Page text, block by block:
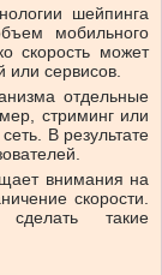
шейпинга
мобильного
скорость может
или сервисов.
отдельные
стриминг или
В результате
внимания на
скорости.
такие